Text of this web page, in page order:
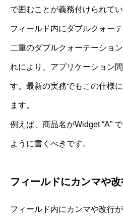
で囲むことが義務付けられて
フィールド内にダブルクォー
二重のダブルクォーテーショ
れにより、アプリケーション
す。最新の実務でもこの仕様
ます。
例えば、商品名がWidget “A” で
ように書くべきです。
フィールドにカンマや
フィールド内にカンマや改行